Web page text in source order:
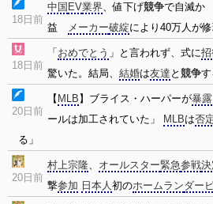
18日前
中国 EV業界、値下げ競争で自滅か
益
メーカー破綻により40万人が
18日前
「 おめでとう 」と言われず、式に
驚いた。結局、 結婚は友達 と 競争す
20日前
【 MLB 】ブライス・ハーパーが暴露
ールは加工されていた」
MLBは否
る」
20日前
村上宗隆、 オールスター緊急参戦決
撃参加 日本人初のホームランダー